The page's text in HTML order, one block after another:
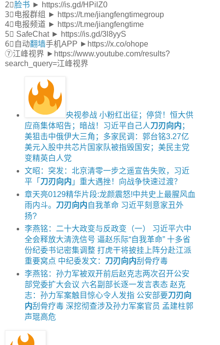
2⃣脸书 ► https://is.gd/HPilZ0
3⃣电报群组 ► https://t.me/jiangfengtimegroup
4⃣电报频道 ► https://t.me/jiangfengtime
5⃣ SafeChat ► https://is.gd/3l8yyS
6⃣自动翻墙手机APP ►https://x.co/ohope
⑦江峰视界 ►https://www.youtube.com/results?
search_query=江峰视界
央视参战 小粉红出征；停贷！恒大供
应商集体昭告；暗战！习近平自己人刀刃向内；
美狙击中俄伊大三角；多家民调：郭台铭3.27亿
美元入股中共芯片国家队被指毁国安；美民主党
变精英白人党
文昭：突发：北京清零一步之遥宣告失败，习近
平「 刀刃向内 」重大遇挫！向战争快速过渡？
章天亮0129精华片段:龙颜震怒!中共史上最腥风血
雨内斗。 刀刃向内自我革命 习近平刻意家丑外
扬?
李燕铭：二十大政变与反政变（一） 习近平六中
全会释放大清洗信号 逼赵乐际“自我革命” 十多省
份纪委书记密集调整 打虎干将披挂上阵分赴江派
重要窝点 中纪委发文： 刀刃向内刮骨疗毒
李燕铭：孙力军被双开前后赵克志两次召开公安
部党委扩大会议 六名副部长逐一发言表态 赵克
志：孙力军案触目惊心令人发指 公安部要刀刃向
内刮骨疗毒 深挖彻查涉及孙力军案官员 孟建柱郭
声琨高危